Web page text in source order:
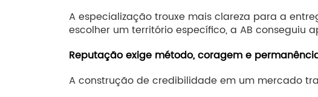
A especialização trouxe mais clareza para a
escolher um território específico, a AB conseguiu
Reputação exige método, coragem e
A construção de credibilidade em um mercado